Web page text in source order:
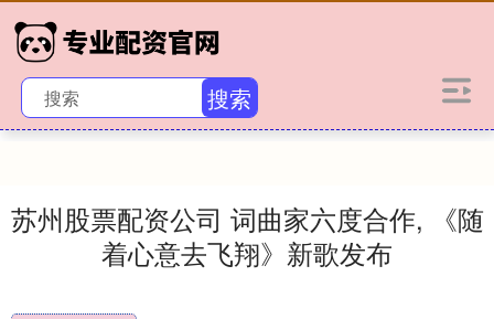
搜索
苏州股票配资公司 词曲家六度合作, 《随
着心意去飞翔》新歌发布